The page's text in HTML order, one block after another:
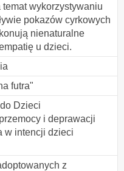
temat wykorzystywaniu
pokazów cyrkowych
nienaturalne
u dzieci.
futra"
Dzieci
i deprawacji
w intencji dzieci
z